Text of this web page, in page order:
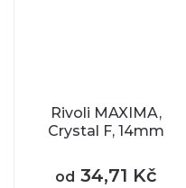
Rivoli MAXIMA,
Crystal F, 14mm
od 34,71 Kč